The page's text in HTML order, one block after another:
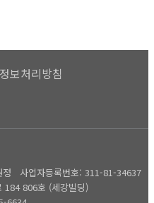
보처리방침
정 사업자등록번호: 311-81-34637
184 806호 (세강빌딩)